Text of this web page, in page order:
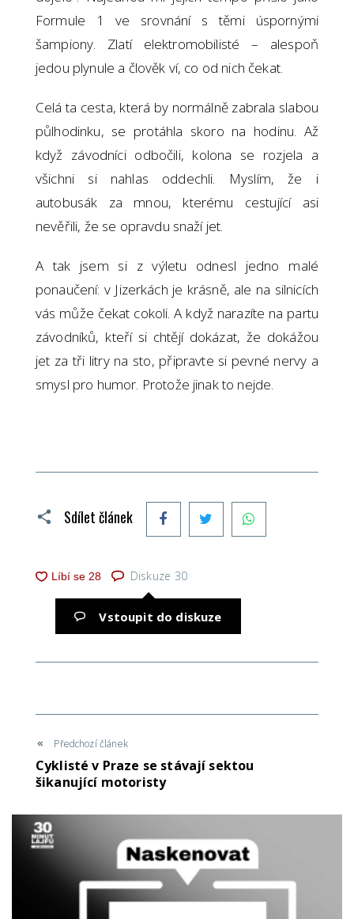
Formule 1 ve srovnání s těmi úspornými
šampiony. Zlatí elektromobilisté – alespoň
jedou plynule a člověk ví, co od nich čekat.
Celá ta cesta, která by normálně zabrala slabou
půlhodinku, se protáhla skoro na hodinu. Až
když závodníci odbočili, kolona se rozjela a
všichni si nahlas oddechli. Myslím, že i
autobusák za mnou, kterému cestující asi
nevěřili, že se opravdu snaží jet.
A tak jsem si z výletu odnesl jedno malé
ponaučení: v Jizerkách je krásně, ale na silnicích
vás může čekat cokoli. A když narazíte na partu
závodníků, kteří si chtějí dokázat, že dokážou
jet za tři litry na sto, připravte si pevné nervy a
smysl pro humor. Protože jinak to nejde.
Sdílet článek FacebookTwitter
Diskuze 30
Vstoupit do diskuze
Předchozí článek
Cyklisté v Praze se stávají sektou
šikanující motoristy